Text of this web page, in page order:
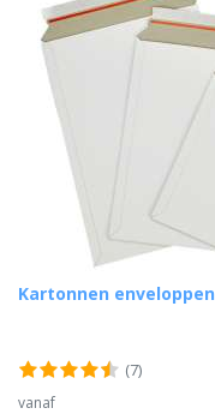
Kartonnen enveloppen
(7)
vanaf